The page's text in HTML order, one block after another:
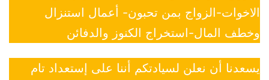
الاخوات-الزواج بمن تحبون- أعمال استنزال
وخطف المال-استخراج الكنوز والدفائن
يسعدنا أن نعلن لسيادتكم أننا على إستعداد تام